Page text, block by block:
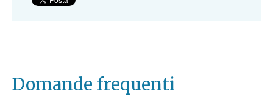
Domande frequenti